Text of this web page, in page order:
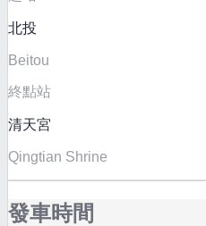
北投
Beitou
終點站
清天宮
Qingtian Shrine
發車時間